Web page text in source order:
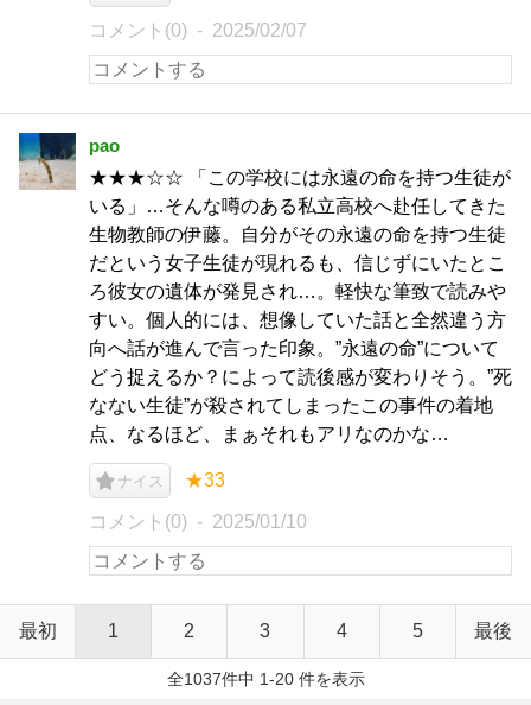
コメント(0) 2025/02/07
pao
★★★☆☆ 「この学校には永遠の命を持つ生徒が
いる」…そんな噂のある私立高校へ赴任してきた
生物教師の伊藤。自分がその永遠の命を持つ生徒
だという女子生徒が現れるも、信じずにいたとこ
ろ彼女の遺体が発見され…。軽快な筆致で読みや
すい。個人的には、想像していた話と全然違う方
向へ話が進んで言った印象。”永遠の命”について
どう捉えるか？によって読後感が変わりそう。”死
なない生徒”が殺されてしまったこの事件の着地
点、なるほど、まぁそれもアリなのかな…
ナイス ★33
コメント(0) 2025/01/10
最初 1 2 3 4 5 最後
全1037件中 1-20 件を表示